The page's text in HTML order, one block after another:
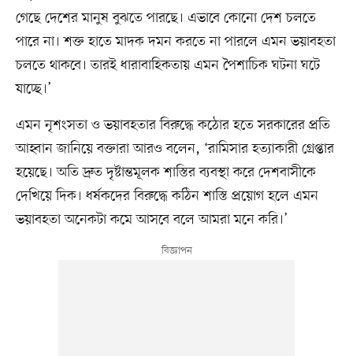
গেছে দেশের মানুষ বুঝতে পারছে। এভাবে কোনো দেশ চলতে
পারে না। শক্ত হাতে মাদক দমন করতে না পারলে এমন ভয়াবহতা
চলতে থাকবে। তারই ধারাবাহিকতায় এমন পৈশাচিক ঘটনা ঘটে
যাচ্ছে।’
এমন নৃশংসতা ও ভয়াবহতার বিরুদ্ধে কঠোর হতে সরকারের প্রতি
আহ্বান জানিয়ে বক্তারা আরও বলেন, ‘রামিসার হত্যাকারী গ্রেপ্তার
হয়েছে। অতি দ্রুত দৃষ্টান্তমূলক শাস্তির ব্যবস্থা করে দেশবাসীকে
দেখিয়ে দিক। ধর্ষকদের বিরুদ্ধে কঠিন শাস্তি প্রয়োগ হলে এমন
ভয়াবহতা অনেকটা কমে আসবে বলে আমরা মনে করি।’